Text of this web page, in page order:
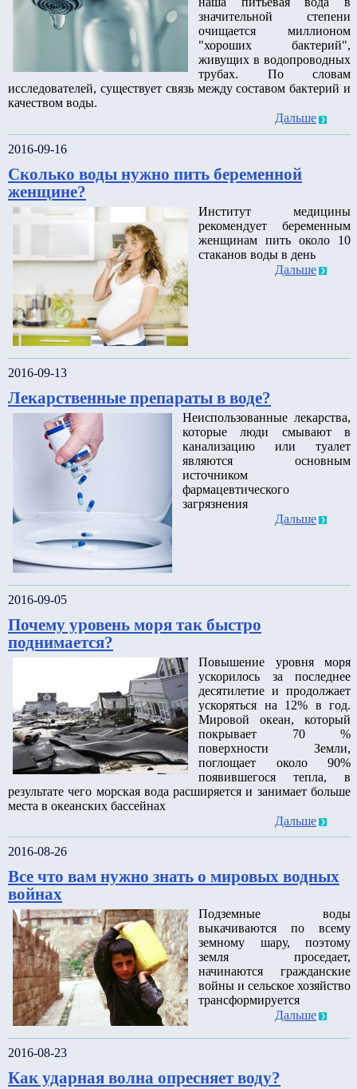
значительной степени
очищается миллионом
"хороших бактерий",
живущих в водопроводных
трубах. По словам
исследователей, существует связь между составом бактерий и
качеством воды.
Дальше
2016-09-16
Сколько воды нужно пить беременной
женщине?
Институт медицины
рекомендует беременным
женщинам пить около 10
стаканов воды в день
Дальше
2016-09-13
Лекарственные препараты в воде?
Неиспользованные лекарства,
которые люди смывают в
канализацию или туалет
являются основным
источником
фармацевтического
загрязнения
Дальше
2016-09-05
Почему уровень моря так быстро
поднимается?
Повышение уровня моря
ускорилось за последнее
десятилетие и продолжает
ускоряться на 12% в год.
Мировой океан, который
покрывает 70 %
поверхности Земли,
поглощает около 90%
появившегося тепла, в
результате чего морская вода расширяется и занимает больше
места в океанских бассейнах
Дальше
2016-08-26
Все что вам нужно знать о мировых водных
войнах
Подземные воды
выкачиваются по всему
земному шару, поэтому
земля проседает,
начинаются гражданские
войны и сельское хозяйство
трансформируется
Дальше
2016-08-23
Как ударная волна опресняет воду?